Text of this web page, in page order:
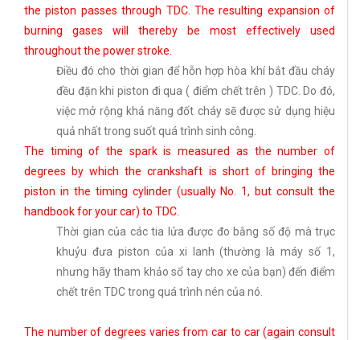
the piston passes through TDC. The resulting expansion of
burning gases will thereby be most effectively used
throughout the power stroke.
Điều đó cho thời gian để hỗn hợp hòa khí bắt đầu cháy
đều đặn khi piston đi qua ( điểm chết trên ) TDC. Do đó,
việc mở rộng khả năng đốt cháy sẽ được sử dụng hiệu
quả nhất trong suốt quá trình sinh công.
The timing of the spark is measured as the number of
degrees by which the crankshaft is short of bringing the
piston in the timing cylinder (usually No. 1, but consult the
handbook for your car) to TDC.
Thời gian của các tia lửa được đo bằng số độ mà trục
khuỷu đưa piston của xi lanh (thường là máy số 1,
nhưng hãy tham khảo sổ tay cho xe của bạn) đến điểm
chết trên TDC trong quá trình nén của nó.
The number of degrees varies from car to car (again consult